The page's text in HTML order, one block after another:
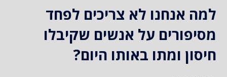
למה אנחנו לא צריכים לפחד
מסיפורים על אנשים שקיבלו
חיסון ומתו באותו היום?